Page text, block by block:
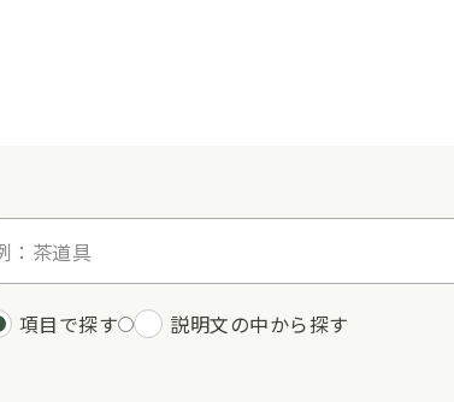
項目で探す 説明文の中から探す